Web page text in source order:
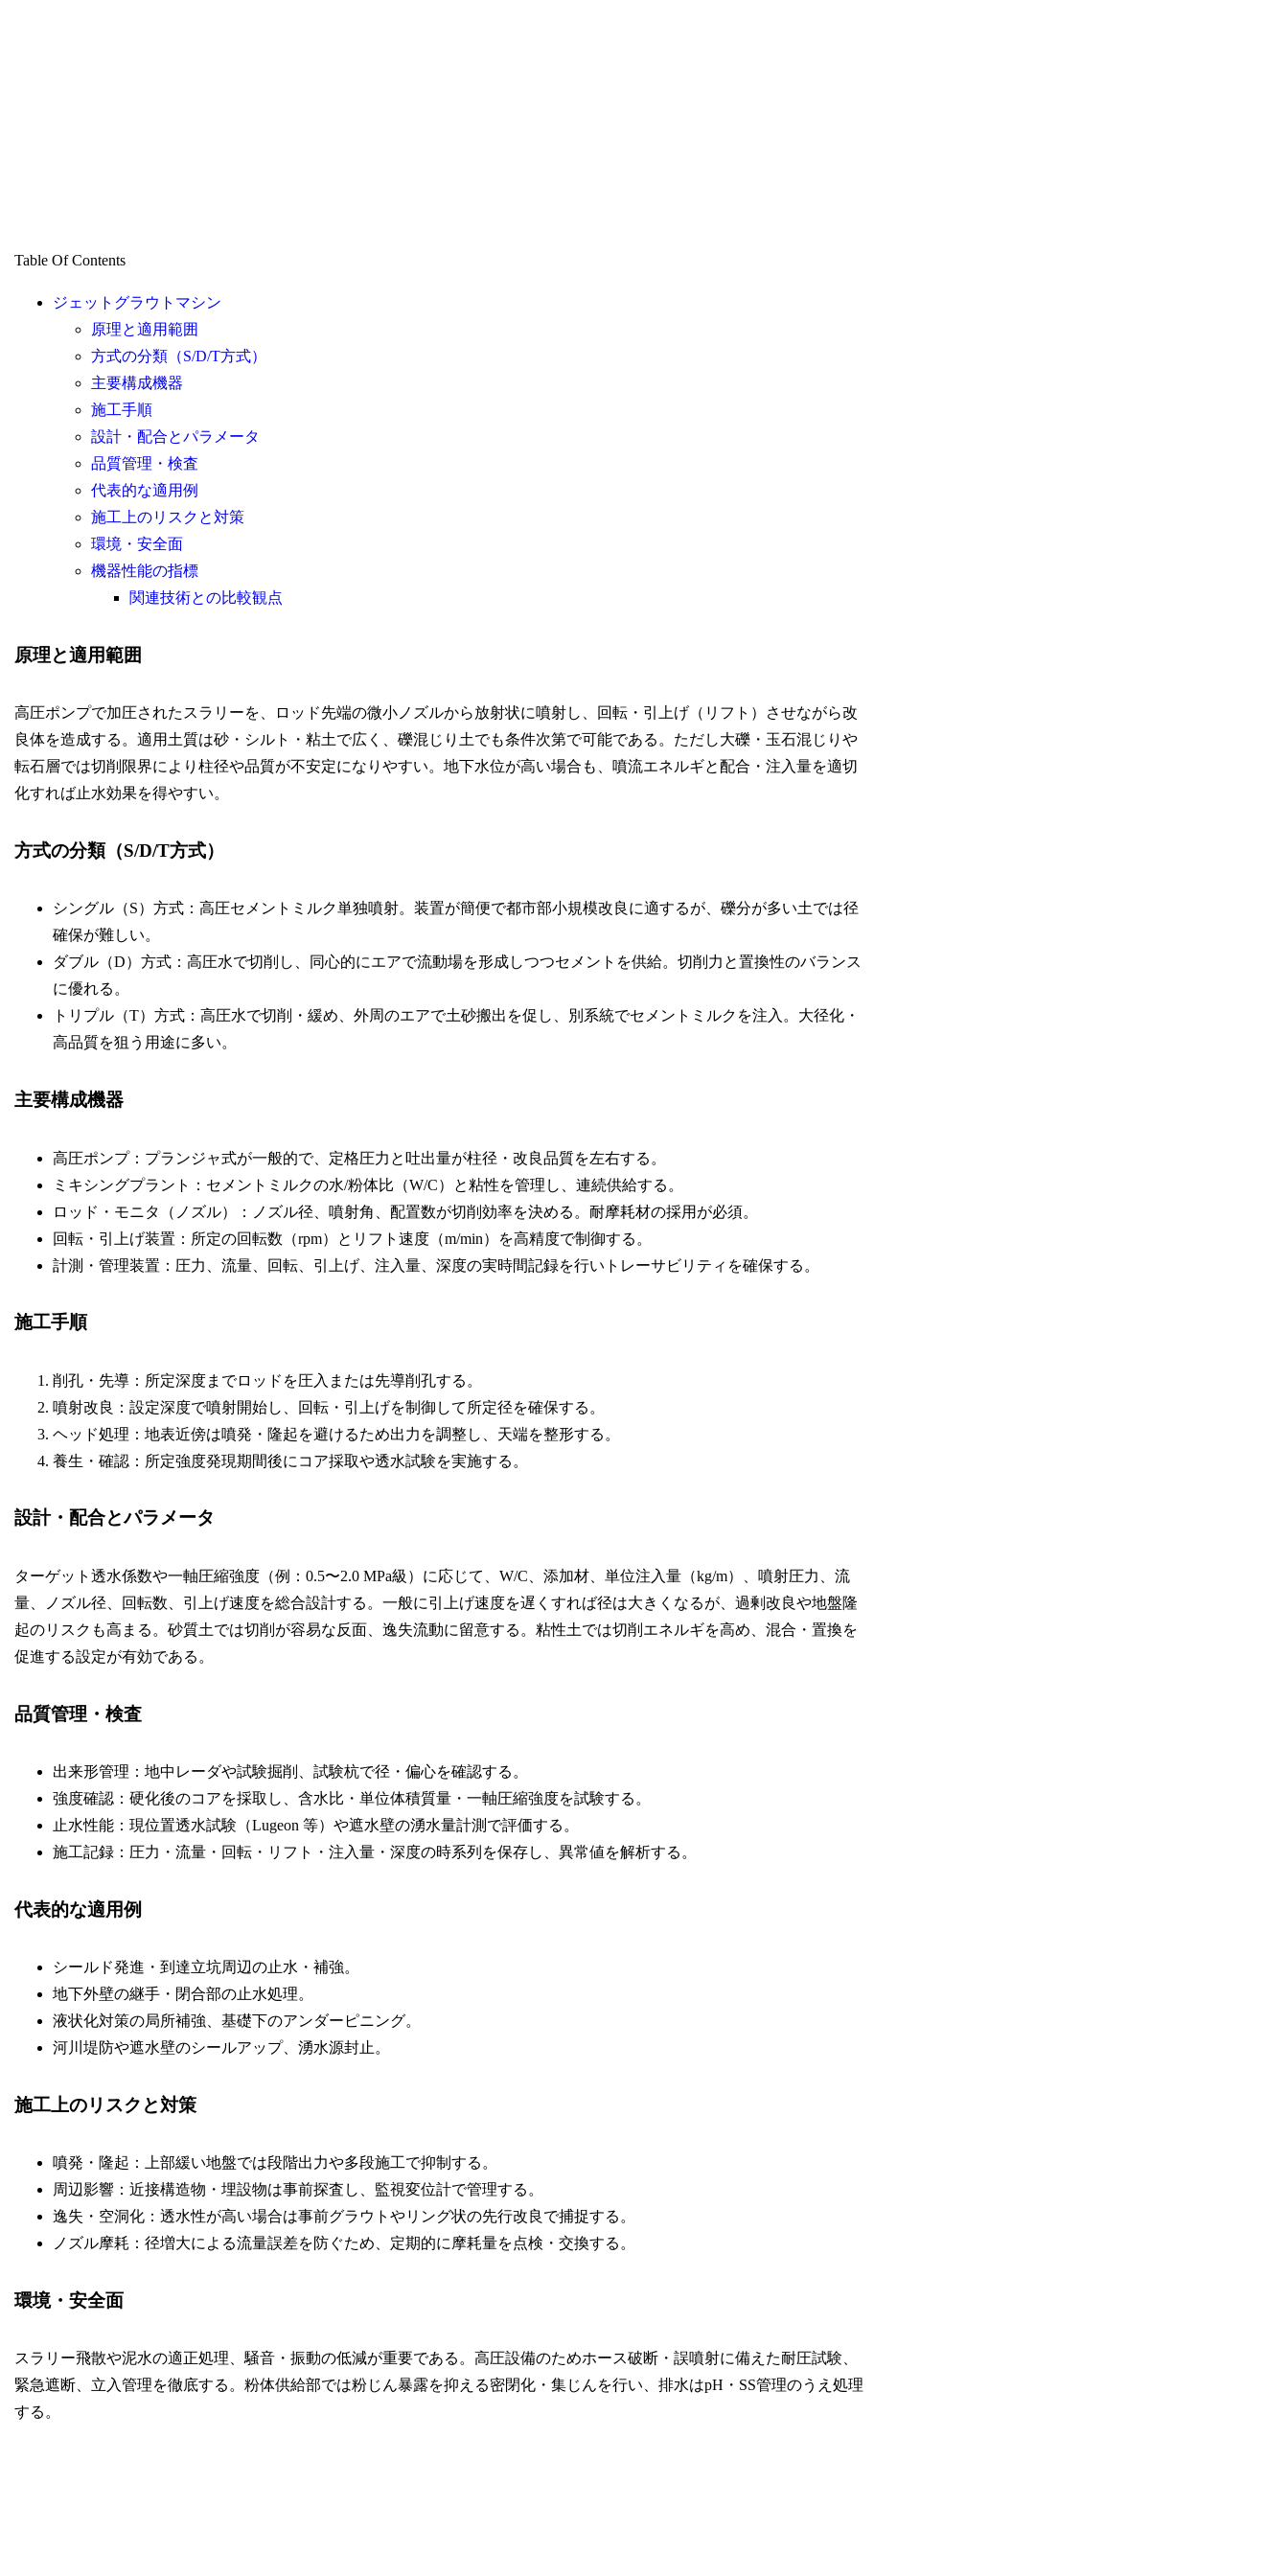
Table Of Contents
ジェットグラウトマシン
原理と適用範囲
方式の分類（S/D/T方式）
主要構成機器
施工手順
設計・配合とパラメータ
品質管理・検査
代表的な適用例
施工上のリスクと対策
環境・安全面
機器性能の指標
関連技術との比較観点
原理と適用範囲
高圧ポンプで加圧されたスラリーを、ロッド先端の微小ノズルから放射状に噴射し、回転・引上げ（リフト）させながら改
良体を造成する。適用土質は砂・シルト・粘土で広く、礫混じり土でも条件次第で可能である。ただし大礫・玉石混じりや
転石層では切削限界により柱径や品質が不安定になりやすい。地下水位が高い場合も、噴流エネルギと配合・注入量を適切
化すれば止水効果を得やすい。
方式の分類（S/D/T方式）
シングル（S）方式：高圧セメントミルク単独噴射。装置が簡便で都市部小規模改良に適するが、礫分が多い土では径
確保が難しい。
ダブル（D）方式：高圧水で切削し、同心的にエアで流動場を形成しつつセメントを供給。切削力と置換性のバランス
に優れる。
トリプル（T）方式：高圧水で切削・緩め、外周のエアで土砂搬出を促し、別系統でセメントミルクを注入。大径化・
高品質を狙う用途に多い。
主要構成機器
高圧ポンプ：プランジャ式が一般的で、定格圧力と吐出量が柱径・改良品質を左右する。
ミキシングプラント：セメントミルクの水/粉体比（W/C）と粘性を管理し、連続供給する。
ロッド・モニタ（ノズル）：ノズル径、噴射角、配置数が切削効率を決める。耐摩耗材の採用が必須。
回転・引上げ装置：所定の回転数（rpm）とリフト速度（m/min）を高精度で制御する。
計測・管理装置：圧力、流量、回転、引上げ、注入量、深度の実時間記録を行いトレーサビリティを確保する。
施工手順
削孔・先導：所定深度までロッドを圧入または先導削孔する。
噴射改良：設定深度で噴射開始し、回転・引上げを制御して所定径を確保する。
ヘッド処理：地表近傍は噴発・隆起を避けるため出力を調整し、天端を整形する。
養生・確認：所定強度発現期間後にコア採取や透水試験を実施する。
設計・配合とパラメータ
ターゲット透水係数や一軸圧縮強度（例：0.5〜2.0 MPa級）に応じて、W/C、添加材、単位注入量（kg/m）、噴射圧力、流
量、ノズル径、回転数、引上げ速度を総合設計する。一般に引上げ速度を遅くすれば径は大きくなるが、過剰改良や地盤隆
起のリスクも高まる。砂質土では切削が容易な反面、逸失流動に留意する。粘性土では切削エネルギを高め、混合・置換を
促進する設定が有効である。
品質管理・検査
出来形管理：地中レーダや試験掘削、試験杭で径・偏心を確認する。
強度確認：硬化後のコアを採取し、含水比・単位体積質量・一軸圧縮強度を試験する。
止水性能：現位置透水試験（Lugeon 等）や遮水壁の湧水量計測で評価する。
施工記録：圧力・流量・回転・リフト・注入量・深度の時系列を保存し、異常値を解析する。
代表的な適用例
シールド発進・到達立坑周辺の止水・補強。
地下外壁の継手・閉合部の止水処理。
液状化対策の局所補強、基礎下のアンダーピニング。
河川堤防や遮水壁のシールアップ、湧水源封止。
施工上のリスクと対策
噴発・隆起：上部緩い地盤では段階出力や多段施工で抑制する。
周辺影響：近接構造物・埋設物は事前探査し、監視変位計で管理する。
逸失・空洞化：透水性が高い場合は事前グラウトやリング状の先行改良で捕捉する。
ノズル摩耗：径増大による流量誤差を防ぐため、定期的に摩耗量を点検・交換する。
環境・安全面
スラリー飛散や泥水の適正処理、騒音・振動の低減が重要である。高圧設備のためホース破断・誤噴射に備えた耐圧試験、
緊急遮断、立入管理を徹底する。粉体供給部では粉じん暴露を抑える密閉化・集じんを行い、排水はpH・SS管理のうえ処理
する。